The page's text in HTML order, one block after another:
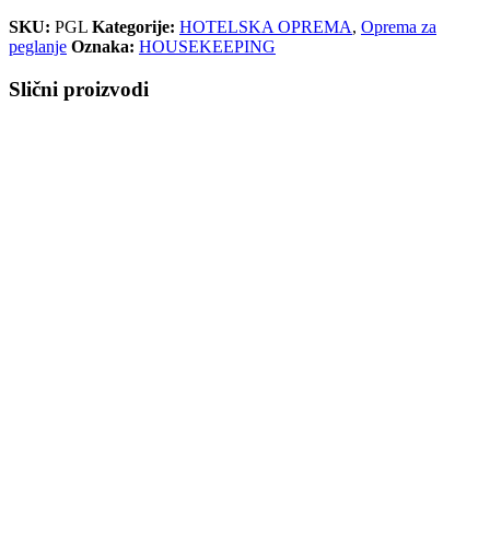
SKU: PGL Kategorije: HOTELSKA OPREMA, Oprema za
peglanje Oznaka: HOUSEKEEPING
Slični proizvodi